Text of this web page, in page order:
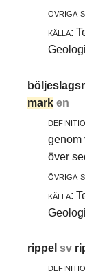
övriga
källa:
mark en
genom
över
övriga
källa:
rippelsv